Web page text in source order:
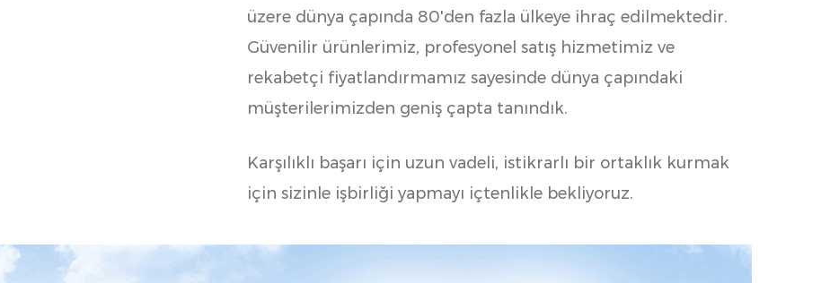
üzere dünya çapında 80'den fazla ülkeye ihraç edilmektedir.
Güvenilir ürünlerimiz, profesyonel satış hizmetimiz ve
rekabetçi fiyatlandırmamız sayesinde dünya çapındaki
müşterilerimizden geniş çapta tanındık.
Karşılıklı başarı için uzun vadeli, istikrarlı bir ortaklık kurmak
için sizinle işbirliği yapmayı içtenlikle bekliyoruz.